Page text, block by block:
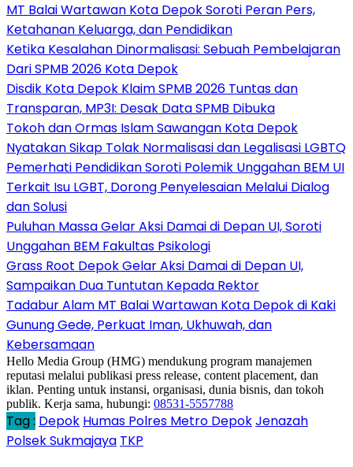
MT Balai Wartawan Kota Depok Soroti Peran Pers,
Ketahanan Keluarga, dan Pendidikan
Ketika Kesalahan Dinormalisasi: Sebuah Pembelajaran
Dari SPMB 2026 Kota Depok
Disdik Kota Depok Klaim SPMB 2026 Tuntas dan
Transparan, MP3I: Desak Data SPMB Dibuka
Tokoh dan Ormas Islam Sawangan Kota Depok
Nyatakan Sikap Tolak Normalisasi dan Legalisasi LGBTQ
Pemerhati Pendidikan Soroti Polemik Unggahan BEM UI
Terkait Isu LGBT, Dorong Penyelesaian Melalui Dialog
dan Solusi
Puluhan Massa Gelar Aksi Damai di Depan UI, Soroti
Unggahan BEM Fakultas Psikologi
Grass Root Depok Gelar Aksi Damai di Depan UI,
Sampaikan Dua Tuntutan Kepada Rektor
Tadabur Alam MT Balai Wartawan Kota Depok di Kaki
Gunung Gede, Perkuat Iman, Ukhuwah, dan
Kebersamaan
Hello Media Group (HMG) mendukung program manajemen
reputasi melalui publikasi press release, content placement, dan
iklan. Penting untuk instansi, organisasi, dunia bisnis, dan tokoh
publik. Kerja sama, hubungi: 08531-5557788
Tag : Depok Humas Polres Metro DepokJenazah
Polsek Sukmajaya TKP